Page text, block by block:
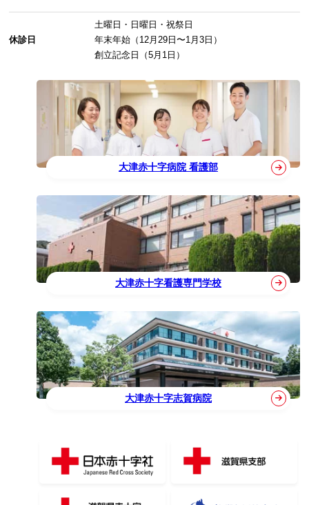
休診日
土曜日・日曜日・祝祭日
年末年始（12月29日〜1月3日）
創立記念日（5月1日）
大津赤十字病院 看護部
大津赤十字看護専門学校
大津赤十字志賀病院